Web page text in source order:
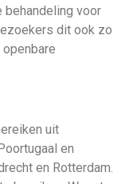
behandeling voor
dit ook zo
uit
en
en Rotterdam.